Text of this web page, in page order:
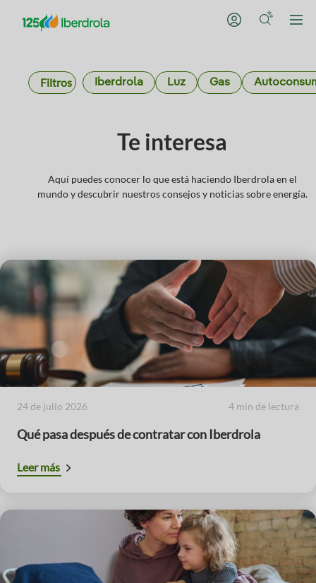
Filtros Iberdrola Luz Gas
Te interesa
Aquí puedes conocer lo que está haciendo Iberdrola en el
mundo y descubrir nuestros consejos y noticias sobre energía.
24 de julio 2026 4 min de lectura
Qué pasa después de contratar con Iberdrola
Leer más